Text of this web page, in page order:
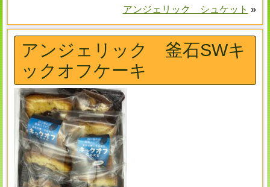
アンジェリック シュケット »
アンジェリック 釜石SWキ
ックオフケーキ